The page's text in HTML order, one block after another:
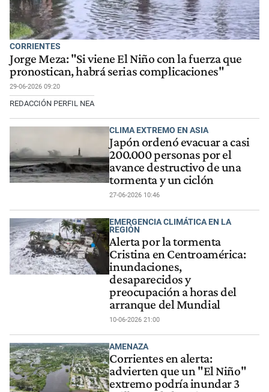
CORRIENTES
Jorge Meza: "Si viene El Niño con la fuerza que
pronostican, habrá serias complicaciones"
29-06-2026 09:20
REDACCIÓN PERFIL NEA
CLIMA EXTREMO EN ASIA
Japón ordenó evacuar a casi
200.000 personas por el
avance destructivo de una
tormenta y un ciclón
27-06-2026 10:46
EMERGENCIA CLIMÁTICA EN LA
REGIÓN
Alerta por la tormenta
Cristina en Centroamérica:
inundaciones,
desaparecidos y
preocupación a horas del
arranque del Mundial
10-06-2026 21:00
AMENAZA
Corrientes en alerta:
advierten que un "El Niño"
extremo podría inundar 3